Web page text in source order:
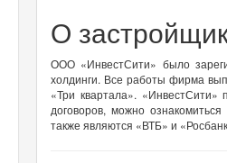
О
ООО «ИнвестСити» было
холдинги. Все работы фирма
«Три квартала».
договоров, можно
также являются «ВТБ» и